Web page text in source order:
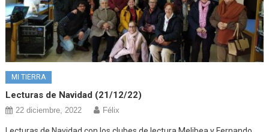
MI TIERRA
Lecturas de Navidad (21/12/22)
22 diciembre, 2022 Félix